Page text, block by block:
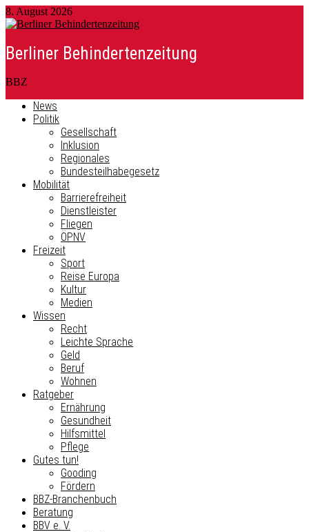
8. August 2026
Berliner Behindertenzeitung
BBZ
News
Politik
Gesellschaft
Inklusion
Regionales
Bundesteilhabegesetz
Mobilität
Barrierefreiheit
Dienstleister
Fliegen
ÖPNV
Freizeit
Sport
Reise Europa
Kultur
Medien
Wissen
Recht
Leichte Sprache
Geld
Beruf
Wohnen
Ratgeber
Ernährung
Gesundheit
Hilfsmittel
Pflege
Gutes tun!
Gooding
Fördern
BBZ-Branchenbuch
Beratung
BBV e. V.